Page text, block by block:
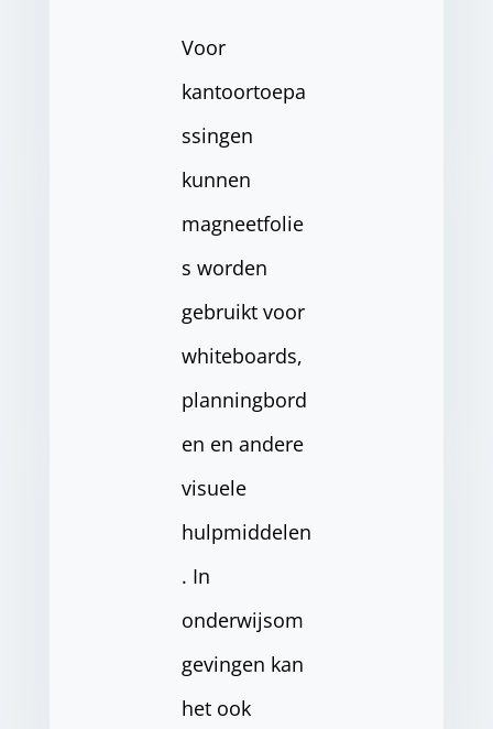
Voor
kantoortoepa
ssingen
kunnen
magneetfolie
s worden
gebruikt voor
whiteboards,
planningbord
en en andere
visuele
hulpmiddelen
. In
onderwijsom
gevingen kan
het ook